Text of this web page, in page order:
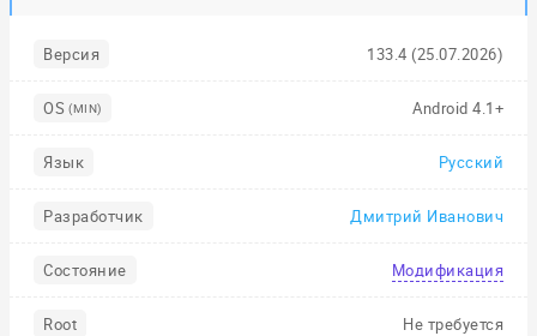
Версия 133.4 (25.07.2026)
OS (MIN) Android 4.1+
Язык Русский
Разработчик Дмитрий Иванович
Состояние Модификация
Root Не требуется